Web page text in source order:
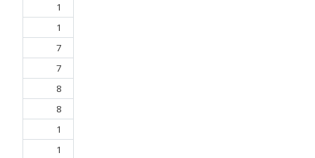
1
1
7
7
8
8
1
1